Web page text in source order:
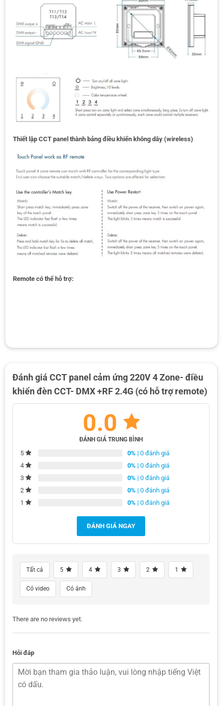
Thiết lập CCT panel thành bảng điều khiển không dây (wireless)
Remote có thể hỗ trợ:
Đánh giá CCT panel cảm ứng 220V 4 Zone- điều
khiển đèn CCT- DMX +RF 2.4G (có hỗ trợ remote)
0.0
ĐÁNH GIÁ TRUNG BÌNH
5 0% | 0 đánh giá
4
0% | 0 đánh giá
3
0% | 0 đánh giá
2
0% | 0 đánh giá
1
0% | 0 đánh giá
ĐÁNH GIÁ NGAY
Tất cả 5 4 3 2 1
Có video Có ảnh
There are no reviews yet.
Hỏi đáp